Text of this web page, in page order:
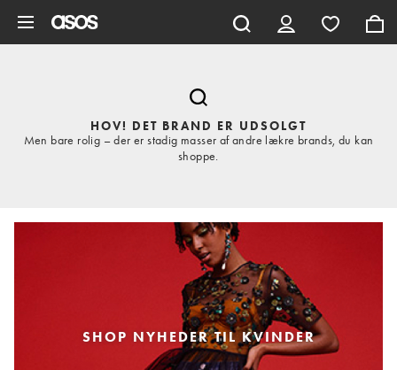
HOV! DET BRAND ER UDSOLGT
Men bare rolig – der er stadig masser af andre lækre brands, du kan
shoppe.
SHOP NYHEDER TIL KVINDER